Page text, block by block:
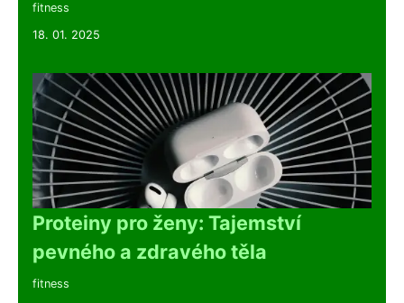
fitness
18. 01. 2025
Proteiny pro ženy: Tajemství
pevného a zdravého těla
fitness